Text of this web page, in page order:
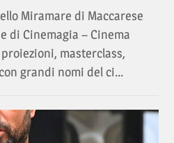
Miramare di Maccarese
di Cinemagia – Cinema
masterclass,
grandi nomi del ci...